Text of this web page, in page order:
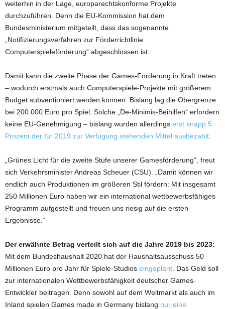
weiterhin in der Lage, europarechtskonforme Projekte
durchzuführen. Denn die EU-Kommission hat dem
Bundesministerium mitgeteilt, dass das sogenannte
„Notifizierungsverfahren zur Förderrichtlinie
Computerspieleförderung“ abgeschlossen ist.
Damit kann die zweite Phase der Games-Förderung in Kraft treten
– wodurch erstmals auch Computerspiele-Projekte mit größerem
Budget subventioniert werden können. Bislang lag die Obergrenze
bei 200.000 Euro pro Spiel: Solche „De-Minimis-Beihilfen“ erfordern
keine EU-Genehmigung – bislang wurden allerdings erst knapp 5
Prozent der für 2019 zur Verfügung stehenden Mittel ausbezahlt
„Grünes Licht für die zweite Stufe unserer Gamesförderung“, freut
sich Verkehrsminister Andreas Scheuer (CSU). „Damit können wir
endlich auch Produktionen im größeren Stil fördern: Mit insgesamt
250 Millionen Euro haben wir ein international wettbewerbsfähiges
Programm aufgestellt und freuen uns riesig auf die ersten
Ergebnisse.“
Der erwähnte Betrag verteilt sich auf die Jahre 2019 bis 2023:
Mit dem Bundeshaushalt 2020 hat der Haushaltsausschuss 50
Millionen Euro pro Jahr für Spiele-Studios eingeplant . Das Geld soll
zur internationalen Wettbewerbsfähigkeit deutscher Games-
Entwickler beitragen: Denn sowohl auf dem Weltmarkt als auch im
Inland spielen Games made in Germany bislang nur eine